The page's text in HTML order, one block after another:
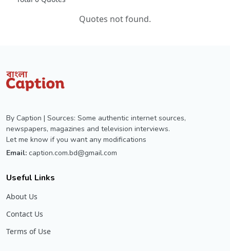
Quotes not found.
By Caption | Sources: Some authentic internet sources,
newspapers, magazines and television interviews.
Let me know if you want any modifications
Email: caption.com.bd@gmail.com
Useful Links
About Us
Contact Us
Terms of Use